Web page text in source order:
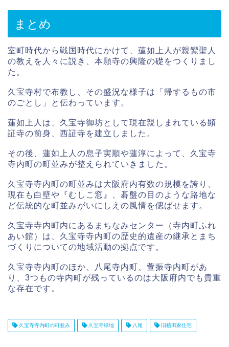
まとめ
室町時代から戦国時代にかけて、蓮如上人が親鸞聖人
の教えを人々に説き、本願寺の興隆の礎をつくりまし
た。
久宝寺村で布教し、その盛況な様子は「帰するもの市
のごとし」と伝わっています。
蓮如上人は、久宝寺御坊として現在親しまれている顕
証寺の前身、西証寺を建立しました。
その後、蓮如上人の息子実順や蓮淳によって、久宝寺
寺内町の町並みが整えられていきました。
久宝寺寺内町の町並みは大阪府内有数の規模を誇り、
現在も白壁や『むしこ窓』、碁盤の目のような路地な
ど伝統的な町並みがいにしえの風情を偲ばせます。
久宝寺寺内町内にあるまちなみセンター（寺内町ふれ
あい館）は、久宝寺寺内町の歴史的遺産の継承とまち
づくりについての地域活動の拠点です。
久宝寺寺内町のほか、八尾寺内町、萱振寺内町があ
り、3つもの寺内町が残っているのは大阪府内でも貴重
な存在です。
久宝寺寺内町の町並み 久宝寺緑地 八尾 旧植田家住宅